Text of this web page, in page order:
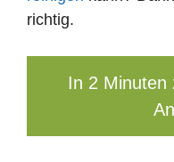
richtig.
In 2 Minuten